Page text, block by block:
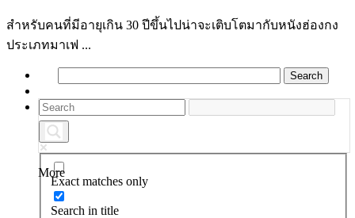
สำหรับคนที่มีอายุเกิน 30 ปีขึ้นไปน่าจะเติบโตมากับหนังฮ่องกง
ประเภทมาเฟ ...
More
Exact matches only
Search in title